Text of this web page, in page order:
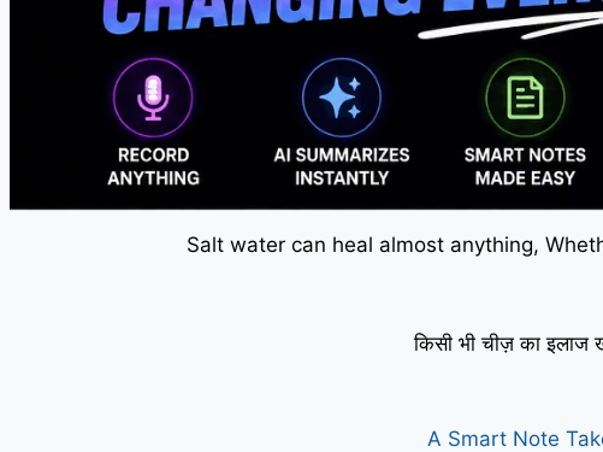
Salt water can heal almost anything,
किसी भी चीज़ का इलाज
A Smart Note